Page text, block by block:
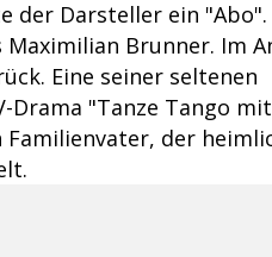
der Darsteller ein "Abo".
Brunner. Im
Eine seiner seltenen
Drama "Tanze Tango
der